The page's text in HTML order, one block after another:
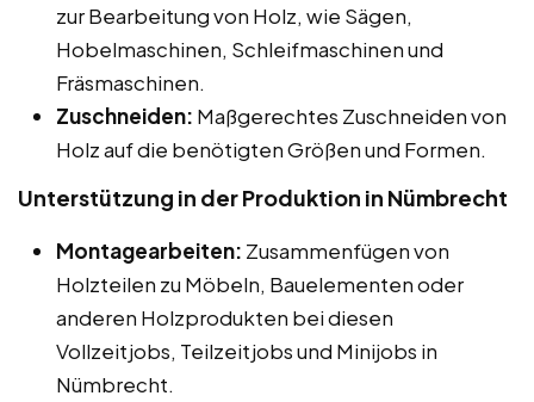
zur Bearbeitung von Holz, wie Sägen,
Hobelmaschinen, Schleifmaschinen und
Fräsmaschinen.
Zuschneiden: Maßgerechtes Zuschneiden von
Holz auf die benötigten Größen und Formen.
Unterstützung in der Produktion in Nümbrecht
Montagearbeiten: Zusammenfügen von
Holzteilen zu Möbeln, Bauelementen oder
anderen Holzprodukten bei diesen
Vollzeitjobs, Teilzeitjobs und Minijobs in
Nümbrecht.